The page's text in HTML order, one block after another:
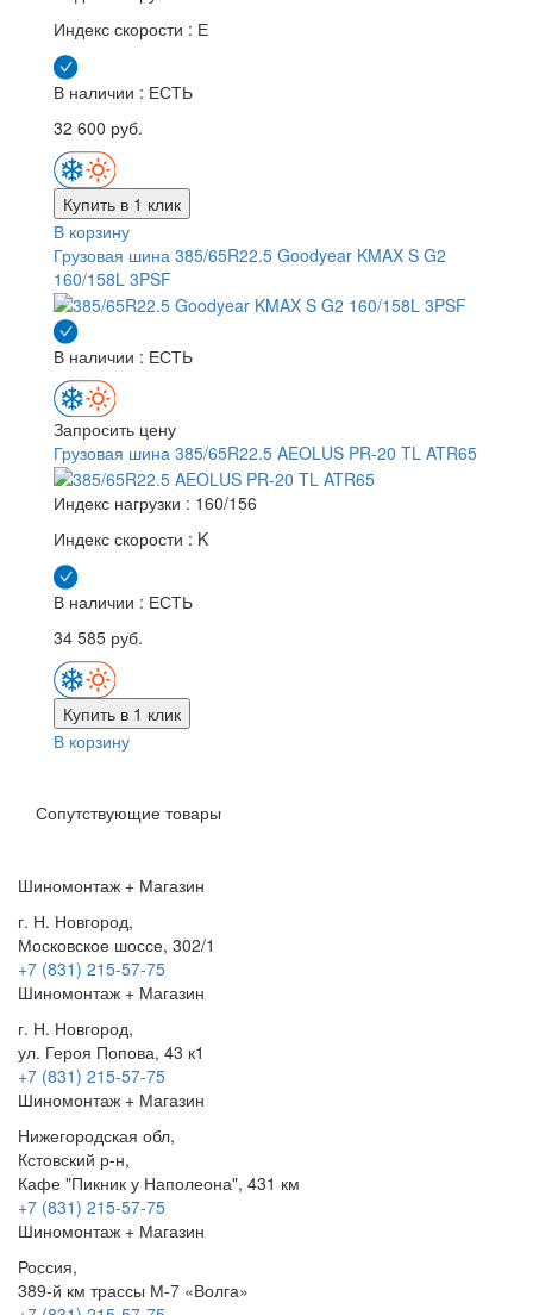
Индекс скорости : Е
В наличии : ЕСТЬ
32 600 руб.
Купить в 1 клик
В корзину
Грузовая шина 385/65R22.5 Goodyear KMAX S G2
160/158L 3PSF
В наличии : ЕСТЬ
Запросить цену
Грузовая шина 385/65R22.5 AEOLUS PR-20 TL ATR65
Индекс нагрузки : 160/156
Индекс скорости : K
В наличии : ЕСТЬ
34 585 руб.
Купить в 1 клик
В корзину
Сопутствующие товары
Шиномонтаж + Магазин
г. Н. Новгород,
Московское шоссе, 302/1
+7 (831) 215-57-75
Шиномонтаж + Магазин
г. Н. Новгород,
ул. Героя Попова, 43 к1
+7 (831) 215-57-75
Шиномонтаж + Магазин
Нижегородская обл,
Кстовский р-н,
Кафе "Пикник у Наполеона", 431 км
+7 (831) 215-57-75
Шиномонтаж + Магазин
Россия,
389-й км трассы М-7 «Волга»